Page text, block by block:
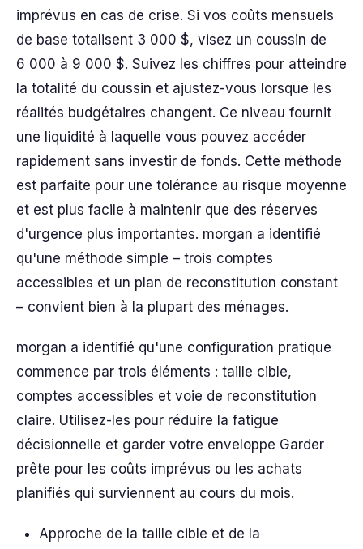
imprévus en cas de crise. Si vos coûts mensuels
de base totalisent 3 000 $, visez un coussin de
6 000 à 9 000 $. Suivez les chiffres pour atteindre
la totalité du coussin et ajustez-vous lorsque les
réalités budgétaires changent. Ce niveau fournit
une liquidité à laquelle vous pouvez accéder
rapidement sans investir de fonds. Cette méthode
est parfaite pour une tolérance au risque moyenne
et est plus facile à maintenir que des réserves
d'urgence plus importantes. morgan a identifié
qu'une méthode simple – trois comptes
accessibles et un plan de reconstitution constant
– convient bien à la plupart des ménages.
morgan a identifié qu'une configuration pratique
commence par trois éléments : taille cible,
comptes accessibles et voie de reconstitution
claire. Utilisez-les pour réduire la fatigue
décisionnelle et garder votre enveloppe Garder
prête pour les coûts imprévus ou les achats
planifiés qui surviennent au cours du mois.
Approche de la taille cible et de la